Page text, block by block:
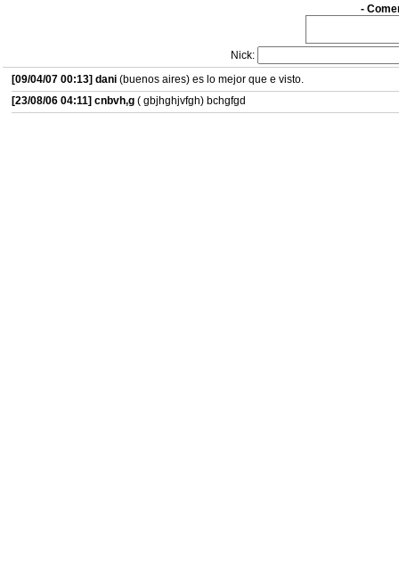
-
Nick:
[09/04/07 00:13] dani (buenos aires) es lo mejor que e visto.
[23/08/06 04:11] cnbvh,g ( gbjhghjvfgh) bchgfgd